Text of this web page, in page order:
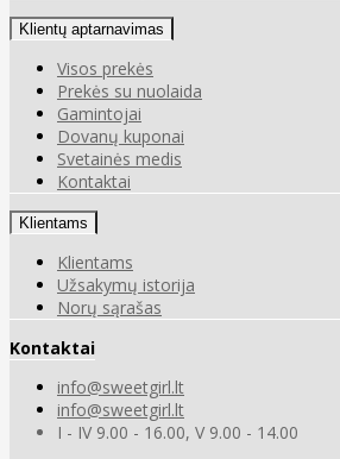
Klientų aptarnavimas
Visos prekės
Prekės su nuolaida
Gamintojai
Dovanų kuponai
Svetainės medis
Kontaktai
Klientams
Klientams
Užsakymų istorija
Norų sąrašas
Kontaktai
info@sweetgirl.lt
info@sweetgirl.lt
I - IV 9.00 - 16.00, V 9.00 - 14.00